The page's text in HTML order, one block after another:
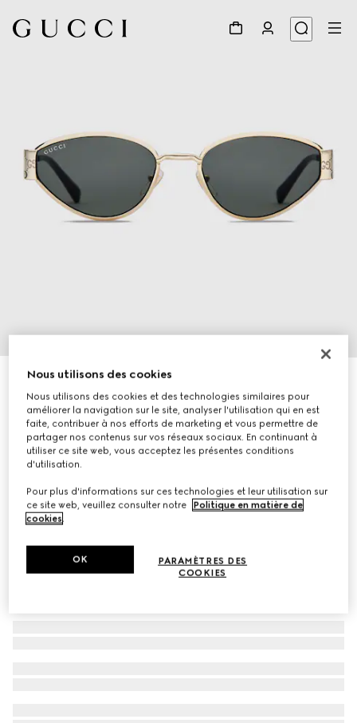
Lunettes de soleil à monture géométrique
CHF 505
Déclinaisons couleur doré clair
Nous utilisons des cookies
Nous utilisons des cookies et des technologies similaires pour
améliorer la navigation sur le site, analyser l'utilisation qui en est
faite, contribuer à nos efforts de marketing et vous permettre de
partager nos contenus sur vos réseaux sociaux. En continuant à
utiliser ce site web, vous acceptez les présentes conditions
d'utilisation.
Pour plus d'informations sur ces technologies et leur utilisation sur
ce site web, veuillez consulter notre
Politique en matière de
cookies.
PARAMÈTRES DES
COOKIES
OK